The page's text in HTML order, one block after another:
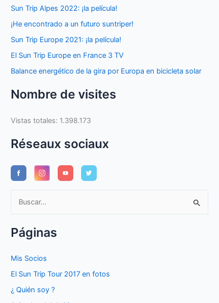
Sun Trip Alpes 2022: ¡la película!
¡He encontrado a un futuro suntriper!
Sun Trip Europe 2021: ¡la película!
El Sun Trip Europe en France 3 TV
Balance energético de la gira por Europa en bicicleta solar
Nombre de visites
Vistas totales: 1.398.173
Réseaux sociaux
c
o
Páginas
Mis Socios
El Sun Trip Tour 2017 en fotos
¿ Quién soy ?